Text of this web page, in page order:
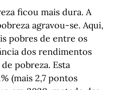
ficou mais dura. A
agravou-se. Aqui,
pobres de entre os
dos rendimentos
pobreza. Esta
(mais 2,7 pontos